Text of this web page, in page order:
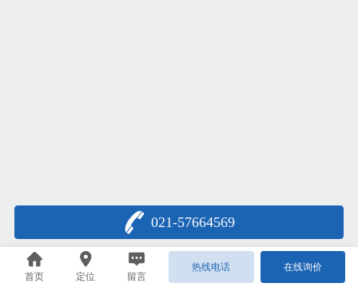
021-57664569
首页 定位 留言
热线电话 在线询价